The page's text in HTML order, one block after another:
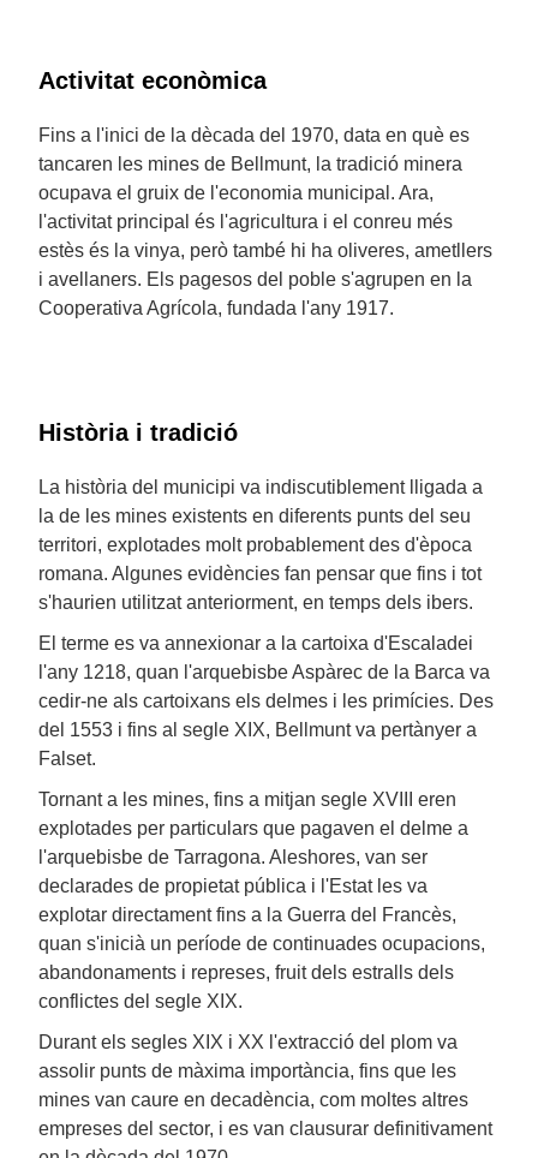
Activitat econòmica
Fins a l'inici de la dècada del 1970, data en què es
tancaren les mines de Bellmunt, la tradició minera
ocupava el gruix de l'economia municipal. Ara,
l'activitat principal és l'agricultura i el conreu més
estès és la vinya, però també hi ha oliveres, ametllers
i avellaners. Els pagesos del poble s'agrupen en la
Cooperativa Agrícola, fundada l'any 1917.
Història i tradició
La història del municipi va indiscutiblement lligada a
la de les mines existents en diferents punts del seu
territori, explotades molt probablement des d'època
romana. Algunes evidències fan pensar que fins i tot
s'haurien utilitzat anteriorment, en temps dels ibers.
El terme es va annexionar a la cartoixa d'Escaladei
l'any 1218, quan l'arquebisbe Aspàrec de la Barca va
cedir-ne als cartoixans els delmes i les primícies. Des
del 1553 i fins al segle XIX, Bellmunt va pertànyer a
Falset.
Tornant a les mines, fins a mitjan segle XVIII eren
explotades per particulars que pagaven el delme a
l'arquebisbe de Tarragona. Aleshores, van ser
declarades de propietat pública i l'Estat les va
explotar directament fins a la Guerra del Francès,
quan s'inicià un període de continuades ocupacions,
abandonaments i represes, fruit dels estralls dels
conflictes del segle XIX.
Durant els segles XIX i XX l'extracció del plom va
assolir punts de màxima importància, fins que les
mines van caure en decadència, com moltes altres
empreses del sector, i es van clausurar definitivament